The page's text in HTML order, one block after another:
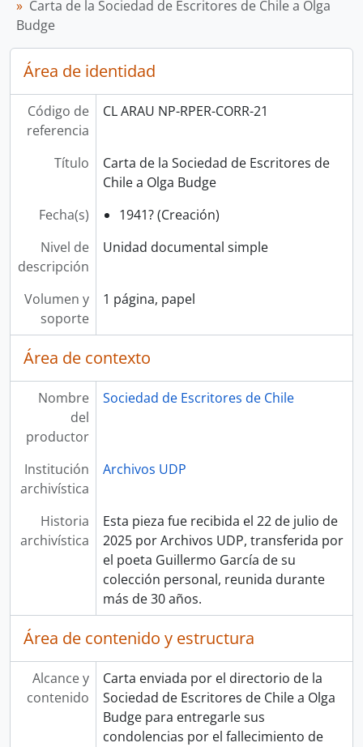
Carta de la Sociedad de Escritores de Chile a Olga
Budge
Área de identidad
Código de
referencia
CL ARAU NP-RPER-CORR-21
Título
Carta de la Sociedad de Escritores de
Chile a Olga Budge
Fecha(s)
1941? (Creación)
Nivel de
descripción
Unidad documental simple
Volumen y
soporte
1 página, papel
Área de contexto
Nombre
del
productor
Sociedad de Escritores de Chile
Institución
archivística
Archivos UDP
Historia
archivística
Esta pieza fue recibida el 22 de julio de
2025 por Archivos UDP, transferida por
el poeta Guillermo García de su
colección personal, reunida durante
más de 30 años.
Área de contenido y estructura
Alcance y
contenido
Carta enviada por el directorio de la
Sociedad de Escritores de Chile a Olga
Budge para entregarle sus
condolencias por el fallecimiento de